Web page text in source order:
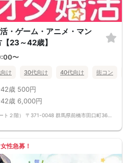
・ゲーム・アニメ・マン
23～42歳】
〜
け 30代向け 40代向け 街コン
歳 500円
歳 6,000円
女性急募！